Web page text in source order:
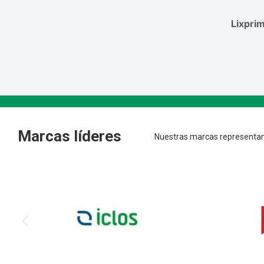
Lixprim
Marcas líderes Nuestras marcas